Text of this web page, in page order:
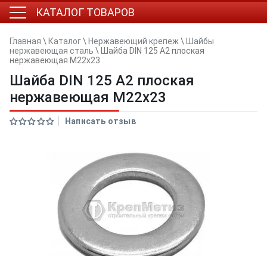
КАТАЛОГ ТОВАРОВ
Главная \ Каталог\ Нержавеющий крепеж \
Шайбы
нержавеющая сталь \
Шайба DIN 125 А2 плоская
нержавеющая M22x23
Шайба DIN 125 А2 плоская
нержавеющая M22x23
Написать отзыв